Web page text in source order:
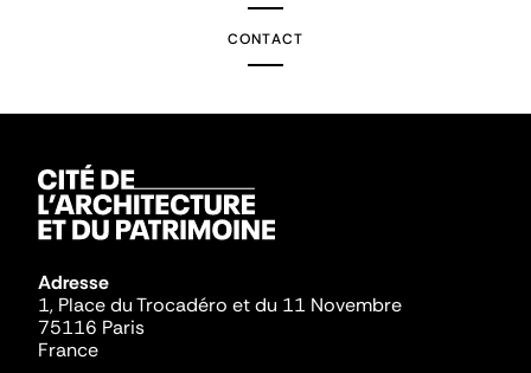
CONTACT
Adresse
1, Place du Trocadéro et du 11 Novembre
75116 Paris
France